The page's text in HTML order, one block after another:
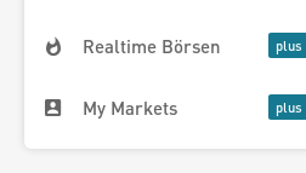
Realtime Börsen
My Markets